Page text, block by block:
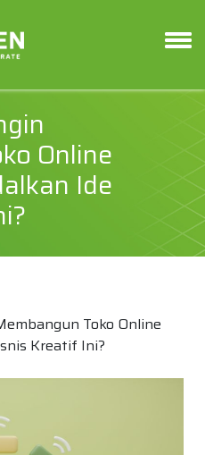
Online
Ide
Toko Online
Kreatif Ini?